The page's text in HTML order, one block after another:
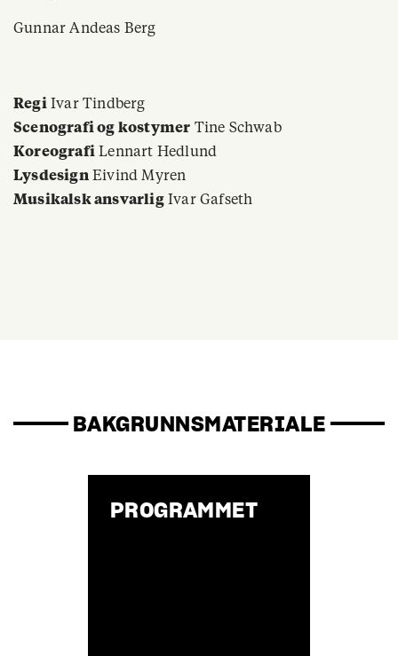
Gunnar Andeas Berg
Regi Ivar Tindberg
Scenografi og kostymer Tine Schwab
Koreografi Lennart Hedlund
LysdesignEivind Myren
Musikalsk ansvarligIvar Gafseth
BAKGRUNNSMATERIALE
PROGRAMMET